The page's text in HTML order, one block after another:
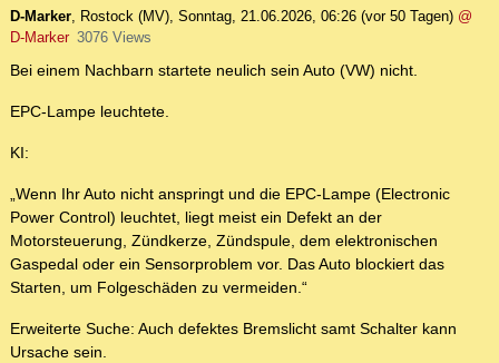
D-Marker, Rostock (MV), Sonntag, 21.06.2026, 06:26 (vor 50 Tagen) @
D-Marker 3076 Views
Bei einem Nachbarn startete neulich sein Auto (VW) nicht.
EPC-Lampe leuchtete.
KI:
„Wenn Ihr Auto nicht anspringt und die EPC-Lampe (Electronic
Power Control) leuchtet, liegt meist ein Defekt an der
Motorsteuerung, Zündkerze, Zündspule, dem elektronischen
Gaspedal oder ein Sensorproblem vor. Das Auto blockiert das
Starten, um Folgeschäden zu vermeiden.“
Erweiterte Suche: Auch defektes Bremslicht samt Schalter kann
Ursache sein.